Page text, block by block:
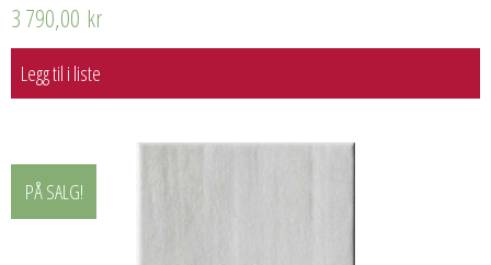
3 790,00 kr
Legg til i liste
PÅ SALG!